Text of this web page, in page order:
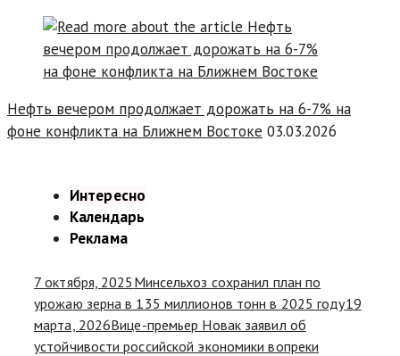
Нефть вечером продолжает дорожать на 6-7% на
фоне конфликта на Ближнем Востоке 03.03.2026
Интересно
Календарь
Реклама
7 октября, 2025 Минсельхоз сохранил план по
урожаю зерна в 135 миллионов тонн в 2025 году19
марта, 2026Вице-премьер Новак заявил об
устойчивости российской экономики вопреки